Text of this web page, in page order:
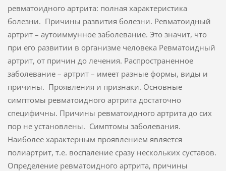
ревматоидного артрита: полная характеристика
болезни. Причины развития болезни. Ревматоидный
артрит – аутоиммунное заболевание. Это значит, что
при его развитии в организме человека Ревматоидный
артрит, от причин до лечения. Распространенное
заболевание – артрит – имеет разные формы, виды и
причины. Проявления и признаки. Основные
симптомы ревматоидного артрита достаточно
специфичны. Причины ревматоидного артрита до сих
пор не установлены. Симптомы заболевания.
Наиболее характерным проявлением является
полиартрит, т.е. воспаление сразу нескольких суставов.
Определение ревматоидного артрита, причины